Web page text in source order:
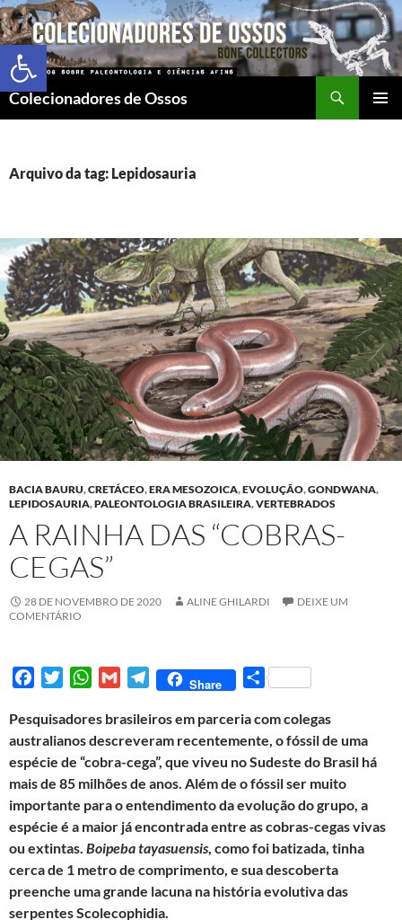
Abrir a barra de ferramentas
Colecionadores de Ossos
Arquivo da tag: Lepidosauria
BACIA BAURU,CRETÁCEO,ERA MESOZOICA,EVOLUÇÃO,GONDWANA,
LEPIDOSAURIA,PALEONTOLOGIA BRASILEIRA,VERTEBRADOS
A RAINHA DAS “COBRAS-
CEGAS”
28 DE NOVEMBRO DE 2020 ALINE GHILARDI
DEIXE UM
COMENTÁRIO
c
e
b
o
o
k
i
t
t
e
r
W
a
t
s
A
p
p
G
a
i
l
T
l
e
g
r
a
m
Share
S
a
r
e
Pesquisadores brasileiros em parceria com colegas
australianos descreveram recentemente, o fóssil de uma
espécie de “cobra-cega”, que viveu no Sudeste do Brasil há
mais de 85 milhões de anos. Além de o fóssil ser muito
importante para o entendimento da evolução do grupo, a
espécie é a maior já encontrada entre as cobras-cegas vivas
ou extintas. Boipeba tayasuensis, como foi batizada, tinha
cerca de 1 metro de comprimento, e sua descoberta
preenche uma grande lacuna na história evolutiva das
serpentes Scolecophidia.